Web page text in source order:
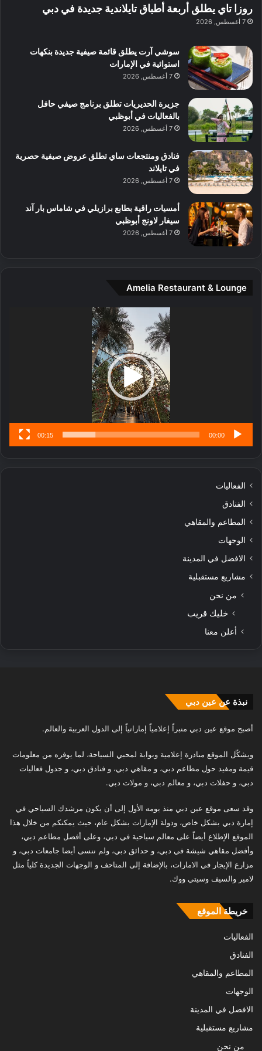
ب
د
ي
ا
س
ش
ا
ف
م
ع
ا
ل
م
و
س
ط
ا
ل
م
د
ت
روزا تاي يطلق أربعة أطباق تايلاندية جديدة في دبي
7 أغسطس, 2026
سوشي آرت يطلق قائمة صيفية جديدة بنكهات
استوائية في الإمارات
7 أغسطس, 2026
جزيرة الحديريات تطلق برنامج صيفي حافل
بالفعاليات في أبوظبي
7 أغسطس, 2026
فنادق ومنتجعات ساي تطلق عروض صيفية حصرية
في تايلاند
7 أغسطس, 2026
أمسيات راقية بطابع برازيلي في شاماس بار آند
سيغار لاونج أبوظبي
7 أغسطس, 2026
Amelia Restaurant & Lounge
00:00
00:15
الفعاليات
الفنادق
المطاعم والمقاهي
الوجهات
الافضل في المدينة
مشاريع مستقبلية
من نحن
خليك قريب
أعلن معنا
نبذة عن عين دبي
أصبح موقع عين دبي منبراً إعلامياً إماراتياً إلى الدول العربية والعالم.
ويشكّل الموقع مبادرة إعلامية وبوابة لمحبي السياحة، لما يوفره من معلومات
قيمة ومفيد حول مطاعم دبي، و مقاهي دبي، و فنادق دبي، و جدول فعاليات
دبي، و حفلات دبي، و معالم دبي، و مولات دبي.
وقد سعى موقع عين دبي منذ يومه الأول إلى أن يكون مرشدك السياحي في
إمارة دبي بشكل خاص، ودولة الإمارات بشكل عام، حيث يمكنكم من خلال هذا
الموقع الإطلاع أيضاً على معالم سياحية في دبي، وعلى أفضل مطاعم دبي،
وأفضل مقاهي شيشة في دبي، و حدائق دبي، ولم ننسى أيضا جامعات دبي، و
مزارع الإيجار في الامارات، بالإضافة إلى المتاحف و الوجهات الجديدة كلياً مثل
لامير والسيف وسيتي ووك.
خريطة الموقع
الفعاليات
الفنادق
المطاعم والمقاهي
الوجهات
الافضل في المدينة
مشاريع مستقبلية
من نحن